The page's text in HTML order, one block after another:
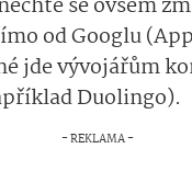
od Googlu
jde vývojářům
Duolingo).